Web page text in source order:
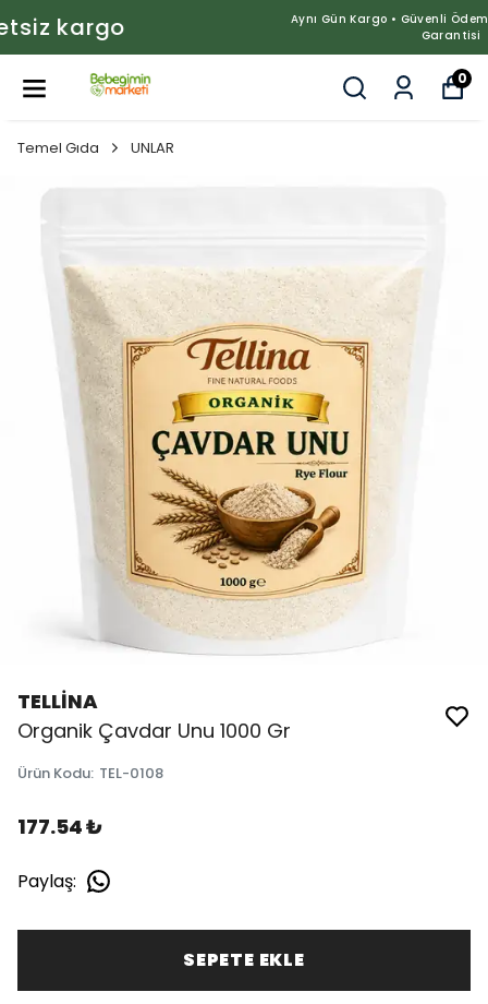
Aynı Gün Kargo • Güvenli Ödeme • %100 Doğal Ürün
0
Temel Gıda UNLAR
TELLİNA
Organik Çavdar Unu 1000 Gr
Ürün Kodu: TEL-0108
177.54 ₺
Paylaş:
SEPETE EKLE